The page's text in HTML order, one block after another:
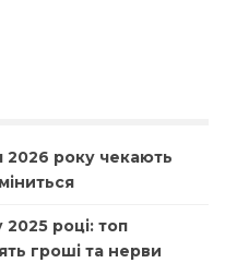
2026 року чекають
році: топ
гроші та нерви